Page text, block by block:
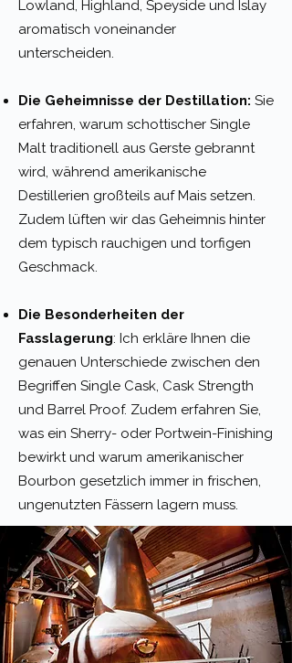
Lowland, Highland, Speyside und Islay
aromatisch voneinander
unterscheiden.
Die Geheimnisse der Destillation: Sie
erfahren, warum schottischer Single
Malt traditionell aus Gerste gebrannt
wird, während amerikanische
Destillerien großteils auf Mais setzen.
Zudem lüften wir das Geheimnis hinter
dem typisch rauchigen und torfigen
Geschmack.
Die Besonderheiten der
Fasslagerung: Ich erkläre Ihnen die
genauen Unterschiede zwischen den
Begriffen Single Cask, Cask Strength
und Barrel Proof. Zudem erfahren Sie,
was ein Sherry- oder Portwein-Finishing
bewirkt und warum amerikanischer
Bourbon gesetzlich immer in frischen,
ungenutzten Fässern lagern muss.